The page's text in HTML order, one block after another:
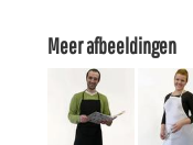
Meer afbeeldingen